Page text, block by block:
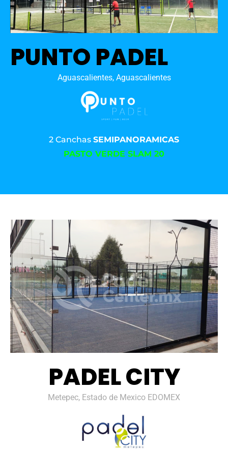
PUNTO PADEL
Aguascalientes, Aguascalientes
2 Canchas SEMIPANORAMICAS
PASTO VERDE SLAM 20
PADEL CITY
Metepec, Estado de Mexico EDOMEX